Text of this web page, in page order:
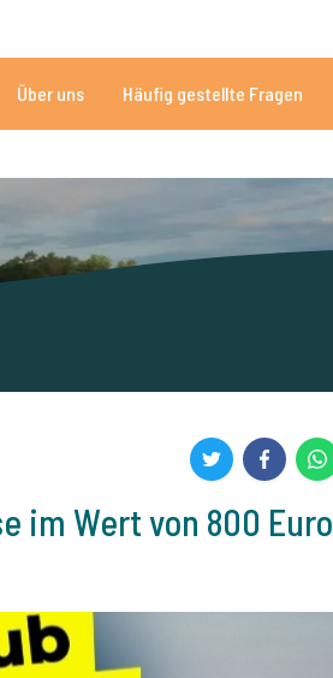
Über uns Häufig gestellte Fragen
im Wert von 800 Euro